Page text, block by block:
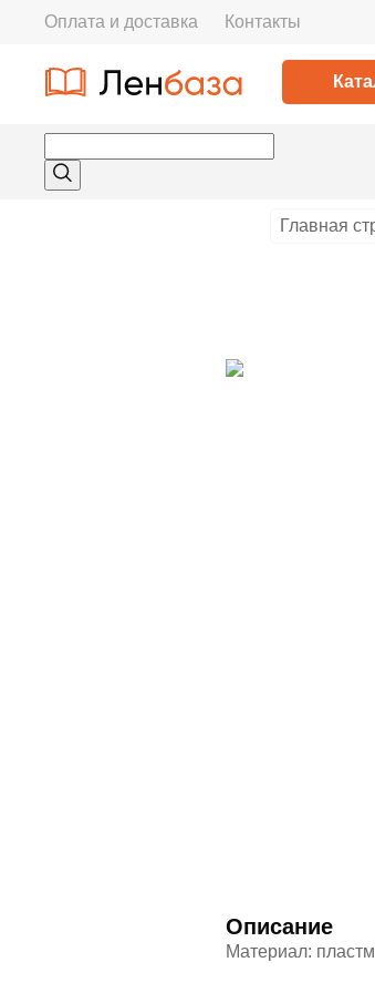
Оплата и доставка Контакты
Главная
Описание
Материал: